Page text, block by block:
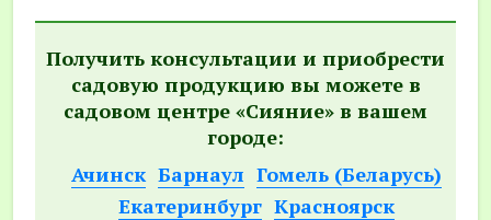
Получить консультации и приобрести
садовую продукцию вы можете в
садовом центре «Сияние» в вашем
городе:
Ачинск Барнаул Гомель (Беларусь)
Екатеринбург Красноярск